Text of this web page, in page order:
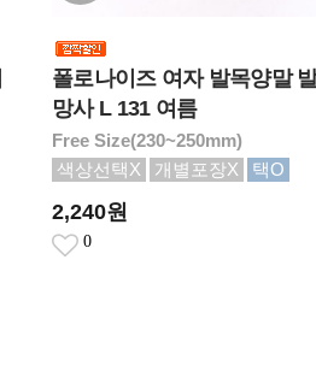
폴로나이즈 여자 발목양말
망사 L 131 여름
Free Size(230~250mm)
색상선택X
개별포장X 택O
2,240원
0